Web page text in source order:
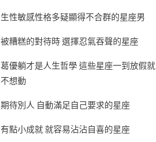
生性敏感性格多疑顯得不合群的星座男
被糟糕的對待時 選擇忍氣吞聲的星座
葛優躺才是人生哲學 這些星座一到放假就
不想動
期待別人 自動滿足自己要求的星座
有點小成就 就容易沾沾自喜的星座